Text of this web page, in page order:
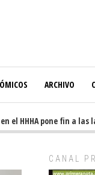
ARCHIVO
HHHA pone fin a las
CANAL